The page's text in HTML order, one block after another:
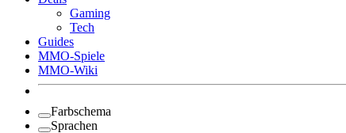
Gaming
Tech
Guides
MMO-Spiele
MMO-Wiki
Farbschema
Sprachen